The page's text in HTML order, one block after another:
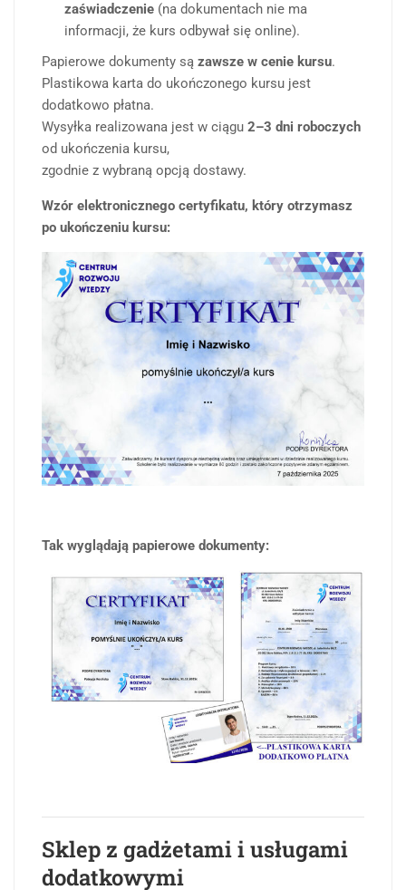
zaświadczenie (na dokumentach nie ma
informacji, że kurs odbywał się online).
Papierowe dokumenty są zawsze w cenie kursu.
Plastikowa karta do ukończonego kursu jest
dodatkowo płatna.
Wysyłka realizowana jest w ciągu 2–3 dni roboczych
od ukończenia kursu,
zgodnie z wybraną opcją dostawy.
Wzór elektronicznego certyfikatu, który otrzymasz
po ukończeniu kursu:
Tak wyglądają papierowe dokumenty:
Sklep z gadżetami i usługami
dodatkowymi